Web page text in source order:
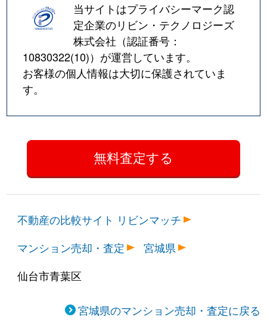
錦ケ丘
2,400万円
愛子
1,800万円
勾当台公園
錦町
1,700万円
勾当台公園
1,500万円
勾当台公園
錦町
410万円
勾当台公園
錦町
9,700万円
勾当台公園
支倉町
1,900万円
勾当台公園
当サイトはプライバシーマーク認
定企業のリビン・テクノロジーズ
株式会社（認証番号：
10830322(10)）が運営しています。
お客様の個人情報は大切に保護されていま
す。
不動産の比較サイト リビンマッチ
マンション売却・査定
宮城県
仙台市青葉区
宮城県のマンション売却・査定に戻る